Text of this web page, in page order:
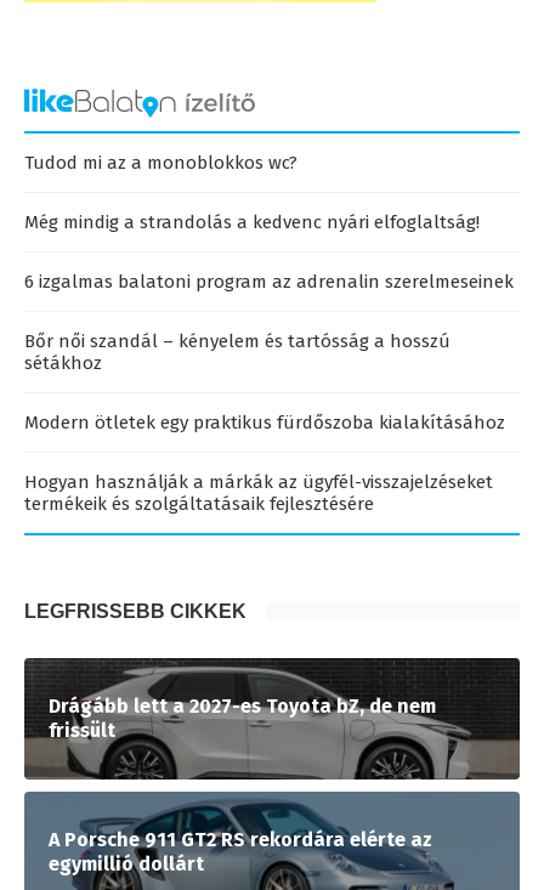
Tudod mi az a monoblokkos wc?
Még mindig a strandolás a kedvenc nyári elfoglaltság!
6 izgalmas balatoni program az adrenalin szerelmeseinek
Bőr női szandál – kényelem és tartósság a hosszú
sétákhoz
Modern ötletek egy praktikus fürdőszoba kialakításához
Hogyan használják a márkák az ügyfél-visszajelzéseket
termékeik és szolgáltatásaik fejlesztésére
LEGFRISSEBB CIKKEK
Drágább lett a 2027-es Toyota bZ, de nem
frissült
A Porsche 911 GT2 RS rekordára elérte az
egymillió dollárt